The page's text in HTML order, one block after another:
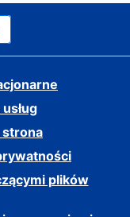
strona
plików